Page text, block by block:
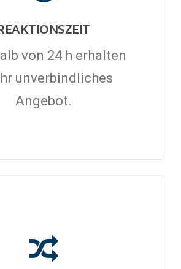
von 24 h erhalten
unverbindliches
Angebot.